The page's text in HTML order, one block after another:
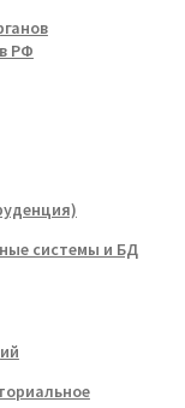
РФ
системы и БД